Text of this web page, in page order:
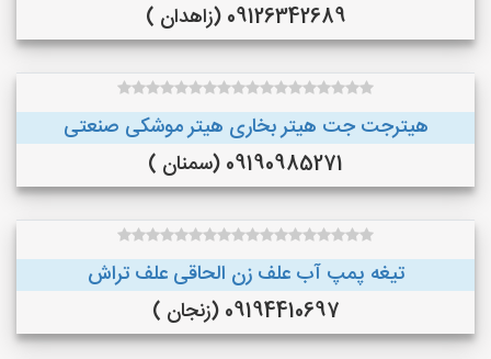
09126342689 (زاهدان )
هیترجت جت هیتر بخاری هیتر موشکی صنعتی
09190985271 (سمنان )
تیغه پمپ آب علف زن الحاقی علف تراش
09194410697 (زنجان )